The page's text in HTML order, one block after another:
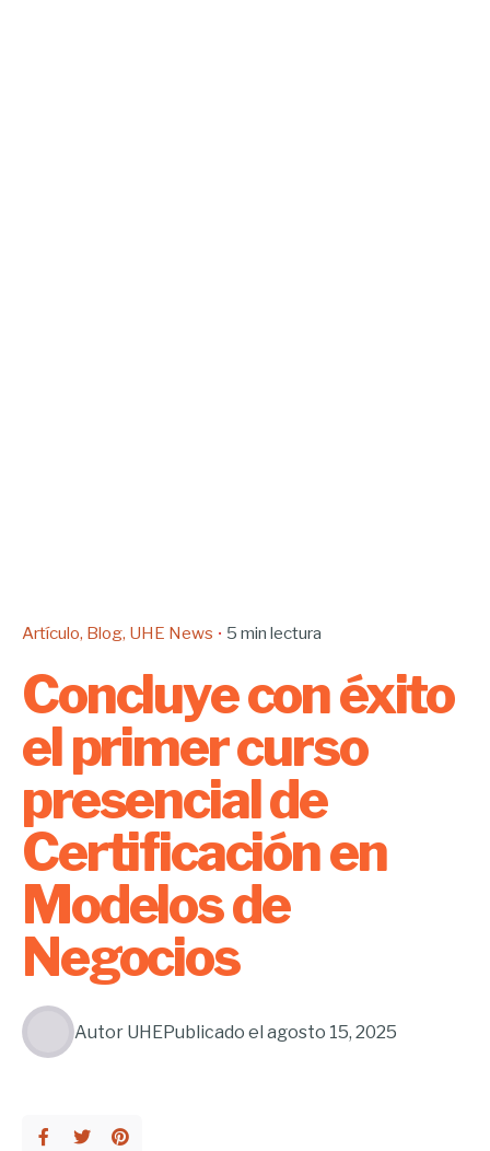
Artículo Blog UHE News 5 min lectura
Concluye con éxito
el primer curso
presencial de
Certificación en
Modelos de
Negocios
Autor UHEPublicado el agosto 15, 2025